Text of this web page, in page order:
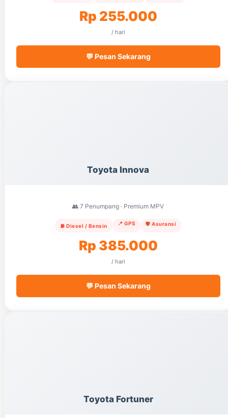
Rp 255.000
/ hari
💬 Pesan Sekarang
Toyota Innova
👥 7 Penumpang · Premium MPV
⛽ Diesel / Bensin 📍 GPS 🛡️ Asuransi
Rp 385.000
/ hari
💬 Pesan Sekarang
Toyota Fortuner